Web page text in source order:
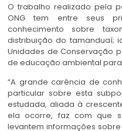
O trabalho realizado pela
ONG tem entre seus
conhecimento sobre
distribuição do tamanduaí;
Unidades de Conservação
de educação ambiental
“A grande carência de
particular sobre esta
estudada, aliada à
ela ocorre, faz com que
levantem informações